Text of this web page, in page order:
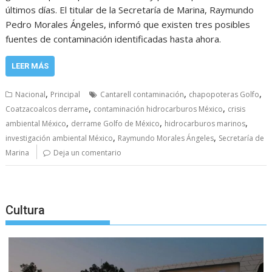
últimos días. El titular de la Secretaría de Marina, Raymundo
Pedro Morales Ángeles, informó que existen tres posibles
fuentes de contaminación identificadas hasta ahora.
LEER MÁS
Nacional, Principal Cantarell contaminación, chapopoteras Golfo,
Coatzacoalcos derrame, contaminación hidrocarburos México, crisis
ambiental México, derrame Golfo de México, hidrocarburos marinos,
investigación ambiental México, Raymundo Morales Ángeles, Secretaría de
Marina
Deja un comentario
Cultura